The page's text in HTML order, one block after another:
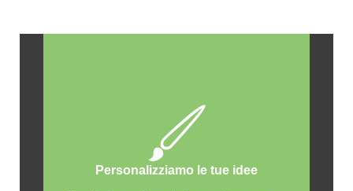
Personalizziamo le tue idee